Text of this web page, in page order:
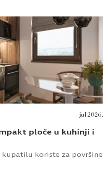
jul 2026.
i kvalitetne
pažnju usmeravamo